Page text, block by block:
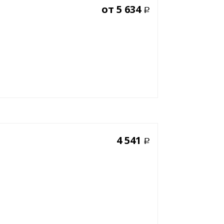
от 5 634 Р
4 541 Р